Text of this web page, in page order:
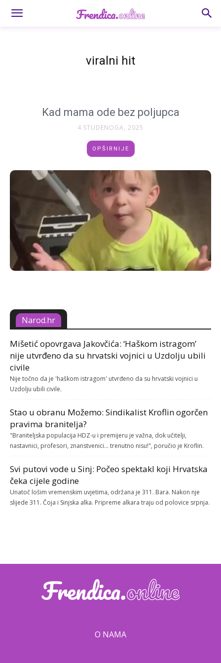
viralni hit
Kad mama ode bez poljupca
4 STUDENOGA, 2025
OPŠIRNIJE
Narod.hr
Mišetić opovrgava Jakovčića: ‘Haškom istragom’
nije utvrđeno da su hrvatski vojnici u Uzdolju ubili
civile
Nije točno da je 'haškom istragom' utvrđeno da su hrvatski vojnici u
Uzdolju ubili civile.
Stao u obranu Možemo: Sindikalist Kroflin ogorčen
pravima branitelja?
"Braniteljska populacija HDZ-u i premijeru je važna, dok učitelji,
nastavnici, profesori, znanstvenici... trenutno nisu!", poručio je Kroflin.
Svi putovi vode u Sinj: Počeo spektakl koji Hrvatska
čeka cijele godine
Unatoč lošim vremenskim uvjetima, održana je 311. Bara. Nakon nje
slijede 311. Čoja i Sinjska alka. Pripreme alkara traju od polovice srpnja.
O NAMA